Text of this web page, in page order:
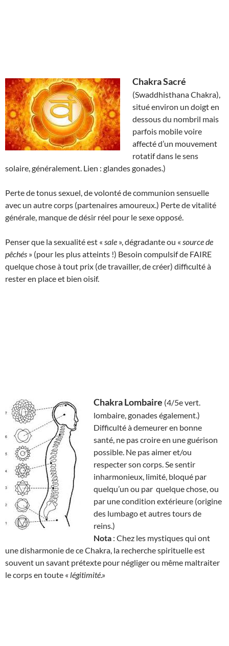
Chakra Sacré
(Swaddhisthana Chakra),
situé environ un doigt en
dessous du nombril mais
parfois mobile voire
affecté d’un mouvement
rotatif dans le sens
solaire, généralement. Lien : glandes gonades.)
Perte de tonus sexuel, de volonté de communion sensuelle
avec un autre corps (partenaires amoureux.) Perte de vitalité
générale, manque de désir réel pour le sexe opposé.
Penser que la sexualité est « sale », dégradante ou « source de
pêchés » (pour les plus atteints !) Besoin compulsif de FAIRE
quelque chose à tout prix (de travailler, de créer) difficulté à
rester en place et bien oisif.
Chakra Lombaire (4/5e vert.
lombaire, gonades également.)
Difficulté à demeurer en bonne
santé, ne pas croire en une guérison
possible. Ne pas aimer et/ou
respecter son corps. Se sentir
inharmonieux, limité, bloqué par
quelqu’un ou par quelque chose, ou
par une condition extérieure (origine
des lumbago et autres tours de
reins.)
Nota : Chez les mystiques qui ont
une disharmonie de ce Chakra, la recherche spirituelle est
souvent un savant prétexte pour négliger ou même maltraiter
le corps en toute « légitimité.»